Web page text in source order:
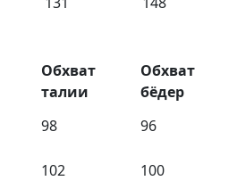
Обхват
талии
Обхват
бёдер
98 96
102 100